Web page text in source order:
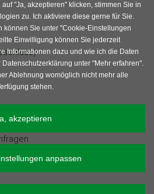
"Ja, akzeptieren" klicken, stimmen Sie in
zu. Ich aktiviere diese gerne für Sie.
können Sie unter "Cookie-Einstellungen
Einwilligung können Sie jederzeit
Informationen dazu und wie ich die Daten
unter "Mehr erfahren".
Ablehnung womöglich nicht mehr alle
stehen.
akzeptieren
anpassen